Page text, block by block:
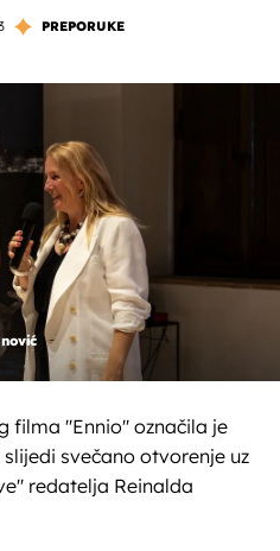
PREPORUKE
filma ''Ennio'' označila je
svečano otvorenje uz
redatelja Reinalda